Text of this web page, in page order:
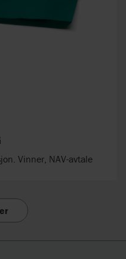
Vinner, NAV-avtale